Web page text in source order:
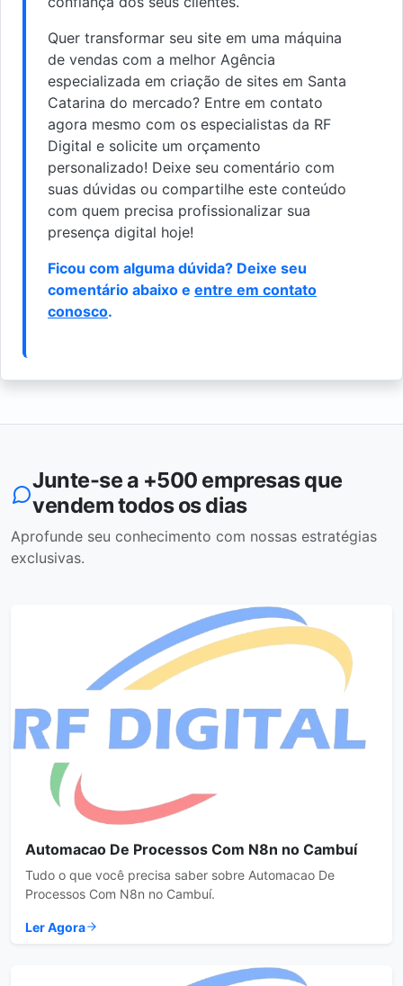
Quer transformar seu site em uma máquina
de vendas com a melhor Agência
especializada em criação de sites em Santa
Catarina do mercado? Entre em contato
agora mesmo com os especialistas da RF
Digital e solicite um orçamento
personalizado! Deixe seu comentário com
suas dúvidas ou compartilhe este conteúdo
com quem precisa profissionalizar sua
presença digital hoje!
Ficou com alguma dúvida? Deixe seu
comentário abaixo e entre em contato
conosco.
Junte-se a +500 empresas que
vendem todos os dias
Aprofunde seu conhecimento com nossas estratégias
exclusivas.
Automacao De Processos Com N8n no Cambuí
Tudo o que você precisa saber sobre Automacao De
Processos Com N8n no Cambuí.
Ler Agora